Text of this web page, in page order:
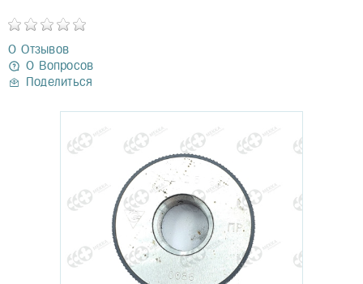
0 Отзывов
0 Вопросов
Поделиться